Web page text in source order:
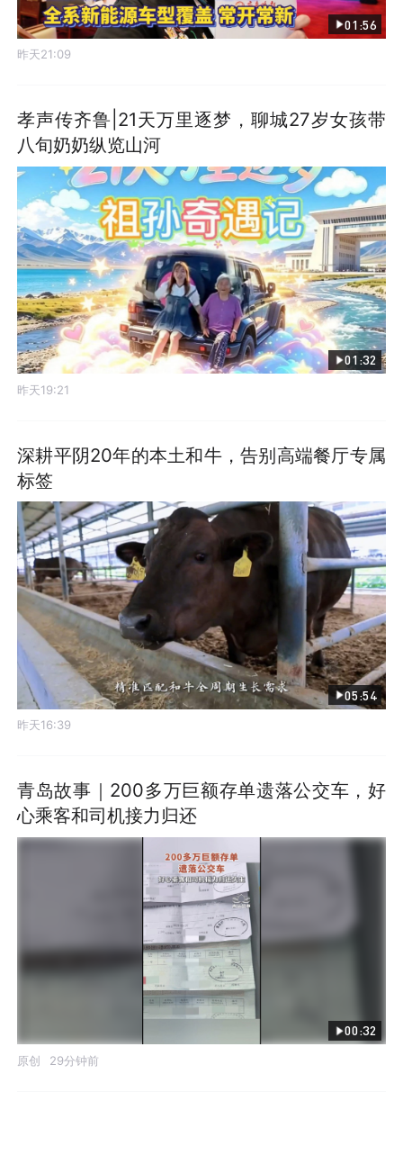
01:56
昨天21:09
孝声传齐鲁|21天万里逐梦，聊城27岁女孩带
八旬奶奶纵览山河
01:32
昨天19:21
深耕平阴20年的本土和牛，告别高端餐厅专属
标签
05:54
昨天16:39
青岛故事｜200多万巨额存单遗落公交车，好
心乘客和司机接力归还
00:32
原创 29分钟前